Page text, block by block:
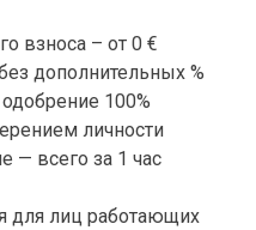
взноса – от 0 €
дополнительных %
100%
личности
— всего за 1 час
для лиц работающих